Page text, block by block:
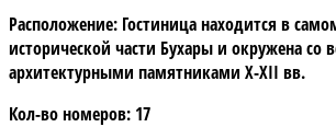
Расположение: Гостиница находится в
исторической части Бухары и окружена со
архитектурными памятниками X-XII вв.
Кол-во номеров: 17